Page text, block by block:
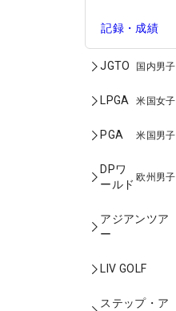
記録・成績
JGTO 国内男子
LPGA 米国女子
PGA 米国男子
DPワ
ールド
欧州男子
アジアンツア
ー
LIV GOLF
ステップ・ア